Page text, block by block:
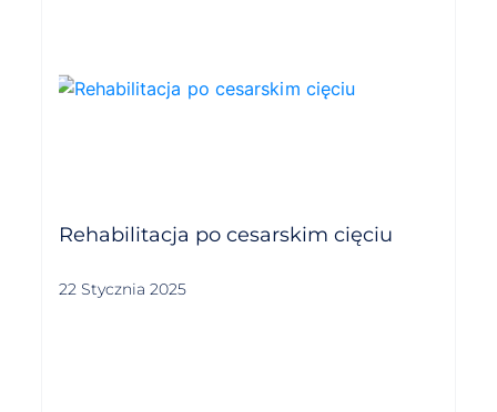
Rehabilitacja po cesarskim cięciu
22 Stycznia 2025